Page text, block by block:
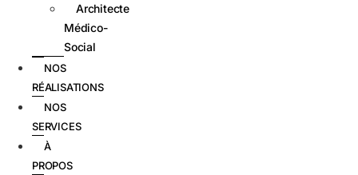
Architecte
Médico-
Social
NOS
RÉALISATIONS
NOS
SERVICES
À
PROPOS